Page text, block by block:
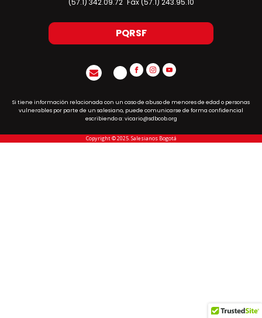
(57.1) 342.09.72 Fax (57.1) 243.95.10
PQRSF
Si tiene información relacionada con un caso de abuso de menores de edad o personas
vulnerables por parte de un salesiano, puede comunicarse de forma confidencial
escribiendo a: vicario@sdbcob.org
Copyright © 2025. Salesianos Bogotá